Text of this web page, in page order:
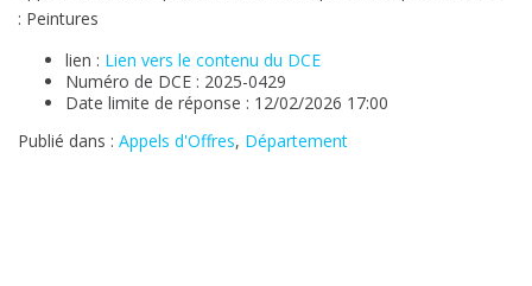
: Peintures
lien : Lien vers le contenu du DCE
Numéro de DCE : 2025-0429
Date limite de réponse : 12/02/2026 17:00
Publié dans : Appels d'Offres, Département